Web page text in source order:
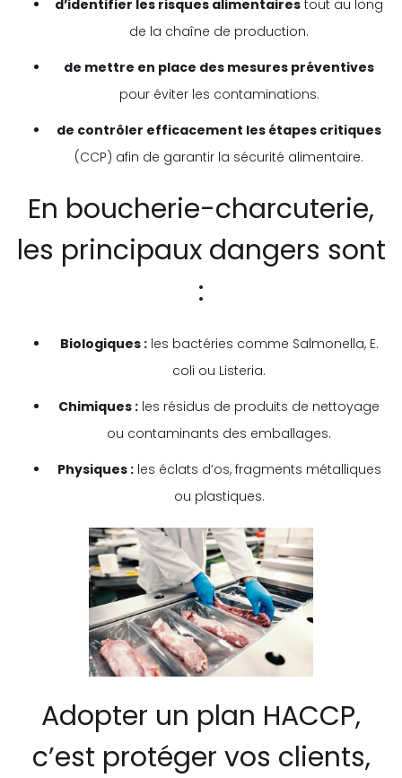
d’identifier les risques alimentaires tout au long
de la chaîne de production.
de mettre en place des mesures préventives
pour éviter les contaminations.
de contrôler efficacement les étapes critiques
(CCP) afin de garantir la sécurité alimentaire.
En boucherie-charcuterie,
les principaux dangers sont
:
Biologiques :les bactéries comme Salmonella, E.
coli ou Listeria.
Chimiques : les résidus de produits de nettoyage
ou contaminants des emballages.
Physiques :les éclats d’os, fragments métalliques
ou plastiques.
Adopter un plan HACCP,
c’est protéger vos clients,